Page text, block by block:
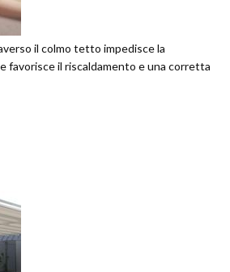
il colmo tetto impedisce la
favorisce il riscaldamento e una corretta